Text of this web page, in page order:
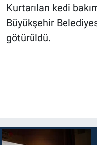
Kurtarılan kedi
Büyükşehir
götürüldü.